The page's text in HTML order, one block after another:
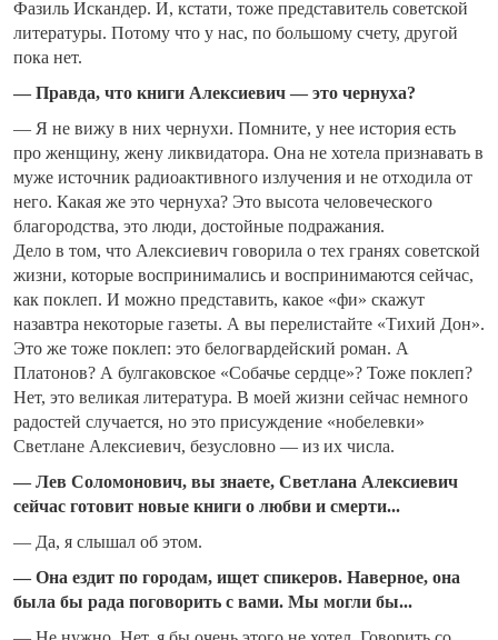
Фазиль Искандер. И, кстати, тоже представитель советской
литературы. Потому что у нас, по большому счету, другой
пока нет.
— Правда, что книги Алексиевич — это чернуха?
— Я не вижу в них чернухи. Помните, у нее история есть
про женщину, жену ликвидатора. Она не хотела признавать в
муже источник радиоактивного излучения и не отходила от
него. Какая же это чернуха? Это высота человеческого
благородства, это люди, достойные подражания.
Дело в том, что Алексиевич говорила о тех гранях советской
жизни, которые воспринимались и воспринимаются сейчас,
как поклеп. И можно представить, какое «фи» скажут
назавтра некоторые газеты. А вы перелистайте «Тихий Дон».
Это же тоже поклеп: это белогвардейский роман. А
Платонов? А булгаковское «Собачье сердце»? Тоже поклеп?
Нет, это великая литература. В моей жизни сейчас немного
радостей случается, но это присуждение «нобелевки»
Светлане Алексиевич, безусловно — из их числа.
— Лев Соломонович, вы знаете, Светлана Алексиевич
сейчас готовит новые книги о любви и смерти...
— Да, я слышал об этом.
— Она ездит по городам, ищет спикеров. Наверное, она
была бы рада поговорить с вами. Мы могли бы...